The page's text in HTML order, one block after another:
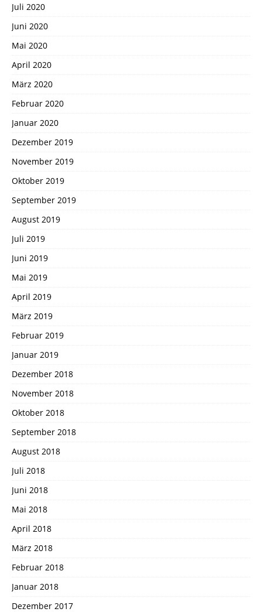
Juli 2020
Juni 2020
Mai 2020
April 2020
März 2020
Februar 2020
Januar 2020
Dezember 2019
November 2019
Oktober 2019
September 2019
August 2019
Juli 2019
Juni 2019
Mai 2019
April 2019
März 2019
Februar 2019
Januar 2019
Dezember 2018
November 2018
Oktober 2018
September 2018
August 2018
Juli 2018
Juni 2018
Mai 2018
April 2018
März 2018
Februar 2018
Januar 2018
Dezember 2017